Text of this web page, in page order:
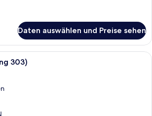
Daten auswählen und Preise sehen
Ein Schlafzimmer mit
303)